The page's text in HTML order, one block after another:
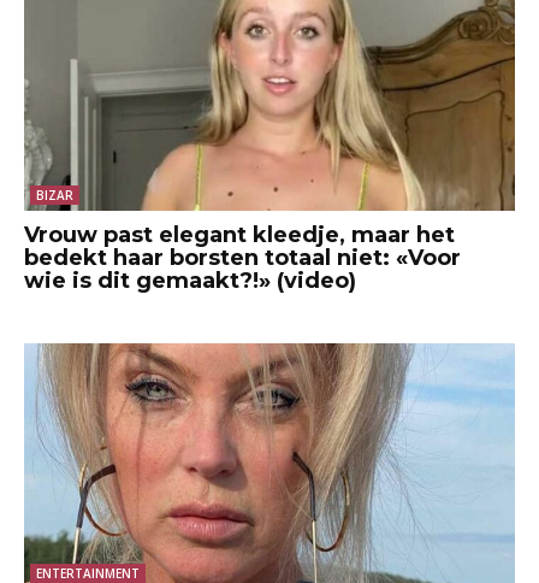
BIZAR
Vrouw past elegant kleedje, maar het
bedekt haar borsten totaal niet: «Voor
wie is dit gemaakt?!» (video)
ENTERTAINMENT